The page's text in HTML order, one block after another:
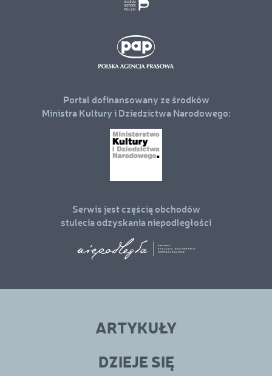
Portal dofinansowany ze środków
Ministra Kultury i Dziedzictwa Narodowego:
Serwis jest częścią obchodów
stulecia odzyskania niepodległości
ARTYKUŁY
DZIEJE SIĘ